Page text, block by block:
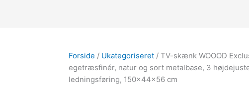
Forside / Ukategoriseret / TV-skænk WOOOD
egetræsfinér, natur og sort metalbase, 3
ledningsføring, 150x44x56 cm